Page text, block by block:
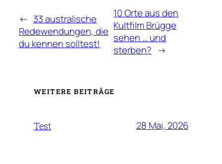
← 33 australische
Redewendungen, die
du kennen solltest!
10 Orte aus den
Kultfilm Brügge
sehen … und
sterben? →
WEITERE BEITRÄGE
Test 28 Mai, 2026